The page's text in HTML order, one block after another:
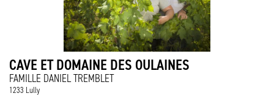
CAVE ET DOMAINE DES OULAINES
FAMILLE DANIEL TREMBLET
1233 Lully